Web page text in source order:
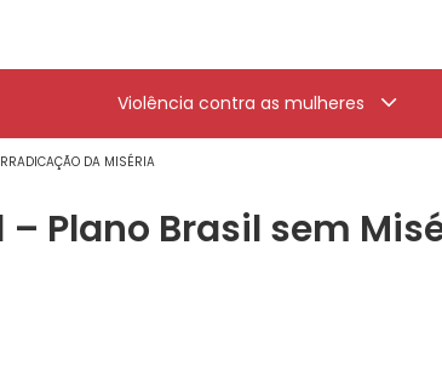
Violência contra as mulheres
DA MISÉRIA
– Plano Brasil sem